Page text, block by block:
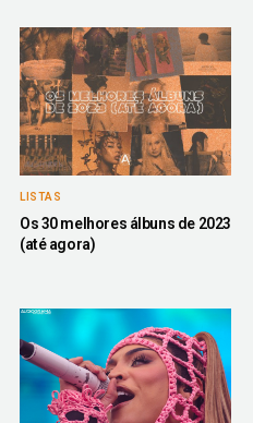
LISTAS
Os 30 melhores álbuns de 2023
(até agora)